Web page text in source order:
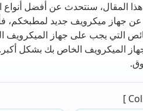
المقال، سنتحدث عن أفضل أنواع
عن جهاز ميكرويف جديد
التي يجب على جهاز
الميكرويف الخاص بك بشكل